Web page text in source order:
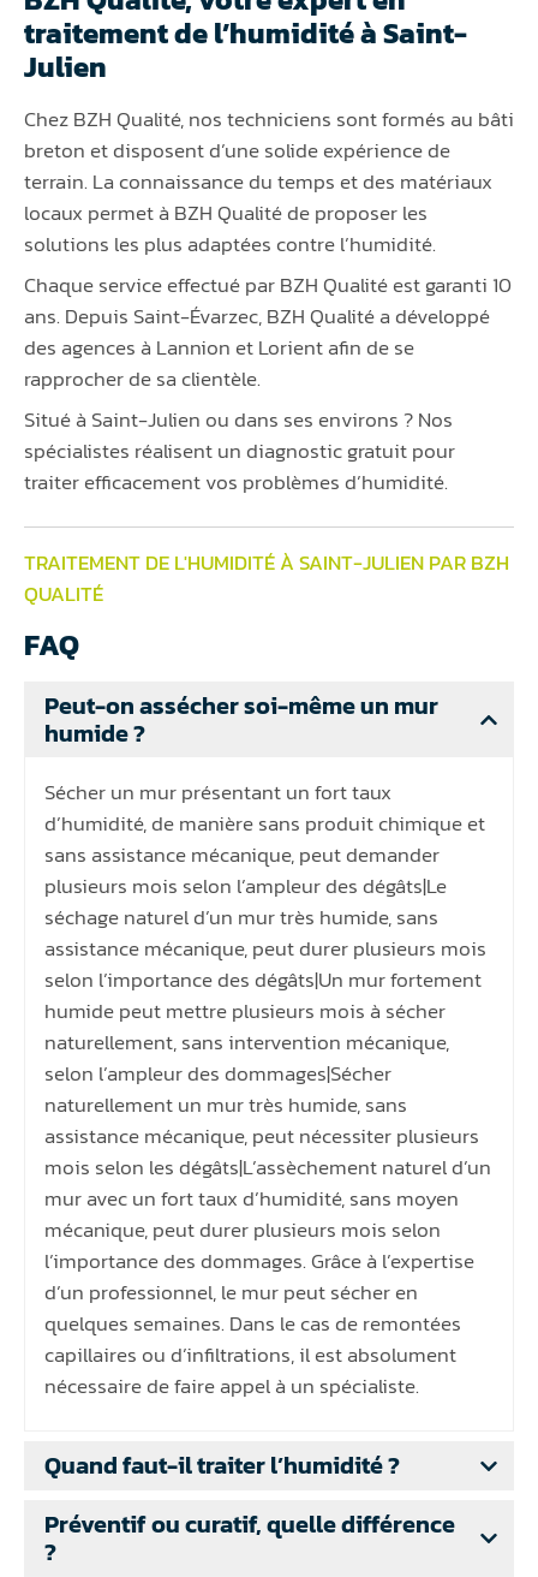
traitement de l’humidité à Saint-
Julien
Chez BZH Qualité, nos techniciens sont formés au bâti
breton et disposent d’une solide expérience de
terrain. La connaissance du temps et des matériaux
locaux permet à BZH Qualité de proposer les
solutions les plus adaptées contre l’humidité.
Chaque service effectué par BZH Qualité est garanti 10
ans. Depuis Saint-Évarzec, BZH Qualité a développé
des agences à Lannion et Lorient afin de se
rapprocher de sa clientèle.
Situé à Saint-Julien ou dans ses environs ? Nos
spécialistes réalisent un diagnostic gratuit pour
traiter efficacement vos problèmes d’humidité.
TRAITEMENT DE L'HUMIDITÉ À SAINT-JULIEN PAR BZH
QUALITÉ
FAQ
Peut-on assécher soi-même un mur
humide ?
Sécher un mur présentant un fort taux
d’humidité, de manière sans produit chimique et
sans assistance mécanique, peut demander
plusieurs mois selon l’ampleur des dégâts|Le
séchage naturel d’un mur très humide, sans
assistance mécanique, peut durer plusieurs mois
selon l’importance des dégâts|Un mur fortement
humide peut mettre plusieurs mois à sécher
naturellement, sans intervention mécanique,
selon l’ampleur des dommages|Sécher
naturellement un mur très humide, sans
assistance mécanique, peut nécessiter plusieurs
mois selon les dégâts|L’assèchement naturel d’un
mur avec un fort taux d’humidité, sans moyen
mécanique, peut durer plusieurs mois selon
l’importance des dommages. Grâce à l’expertise
d’un professionnel, le mur peut sécher en
quelques semaines. Dans le cas de remontées
capillaires ou d’infiltrations, il est absolument
nécessaire de faire appel à un spécialiste.
Quand faut-il traiter l’humidité ?
Préventif ou curatif, quelle différence
?